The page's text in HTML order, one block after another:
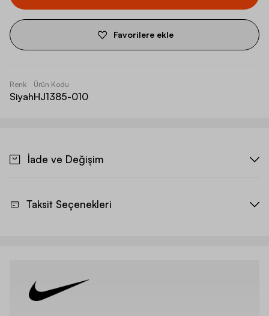
Favorilere ekle
Renk
Siyah
Ürün Kodu
HJ1385-010
İade ve Değişim
Taksit Seçenekleri